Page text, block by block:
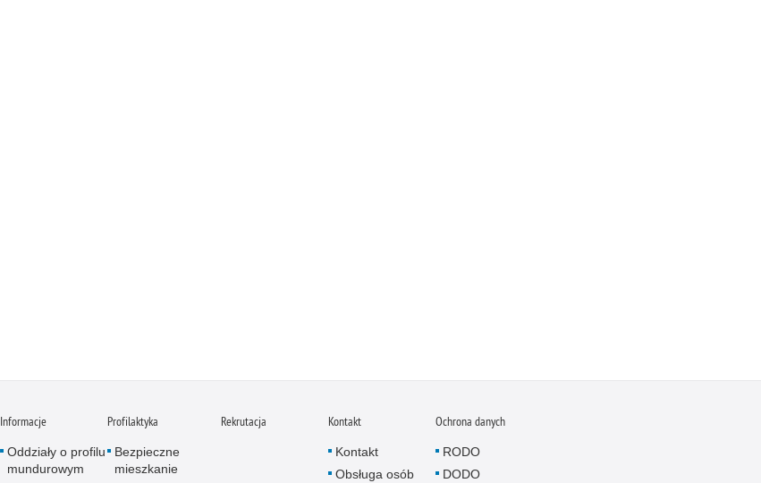
Informacje
Oddziały o profilu
mundurowym
Profilaktyka
Bezpieczne
mieszkanie
Rekrutacja Kontakt
Kontakt
Obsługa osób
Ochrona danych
RODO
DODO